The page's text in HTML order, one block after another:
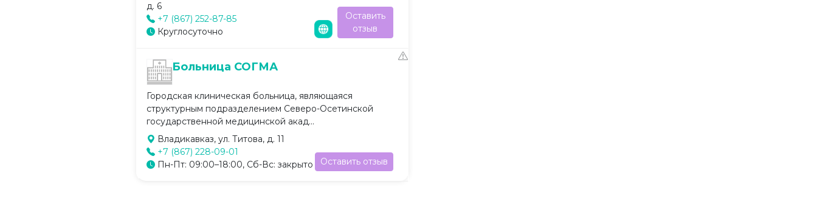
д. 6
+7 (867) 252-87-85
Круглосуточно
Оставить
отзыв
Больница СОГМА
Городская клиническая больница, являющаяся
структурным подразделением Северо-Осетинской
государственной медицинской акад...
Владикавказ, ул. Титова, д. 11
+7 (867) 228-09-01
Пн-Пт: 09:00–18:00, Сб-Вс: закрыто
Оставить отзыв